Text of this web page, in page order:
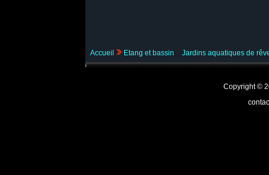
Accueil Etang et bassin Jardins aquatiques de
Copyright ©